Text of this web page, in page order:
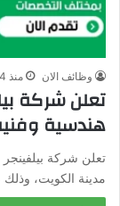
وظائف الان منذ 14 ساعة
هندسية
تعلن شركة
مدينة الكويت،